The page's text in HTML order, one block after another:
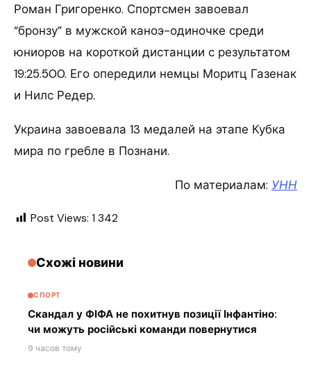
Роман Григоренко. Спортсмен завоевал
“бронзу” в мужской каноэ-одиночке среди
юниоров на короткой дистанции с результатом
19:25.500. Его опередили немцы Моритц Газенак
и Нилс Редер.
Украина завоевала 13 медалей на этапе Кубка
мира по гребле в Познани.
По материалам: УНН
Post Views: 1 342
Схожі новини
СПОРТ
Скандал у ФІФА не похитнув позиції Інфантіно:
чи можуть російські команди повернутися
9 часов тому